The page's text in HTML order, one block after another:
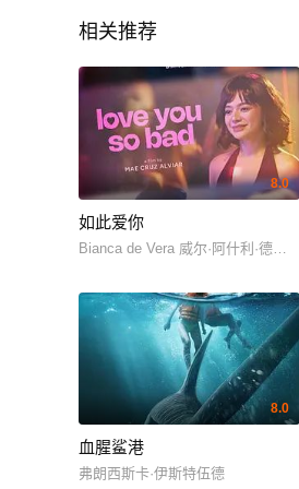
相关推荐
8.0
如此爱你
Bianca de Vera 威尔·阿什利·德莱昂
8.0
血腥鲨港
弗朗西斯卡·伊斯特伍德